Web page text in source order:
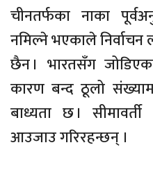
चीनतर्फका नाका
नमिल्ने भएकाले निर्वाचन
छैन । भारतसँग
कारण बन्द ठूलो संख्यामा
बाध्यता छ ।
आउजाउ गरिरहन्छन् ।